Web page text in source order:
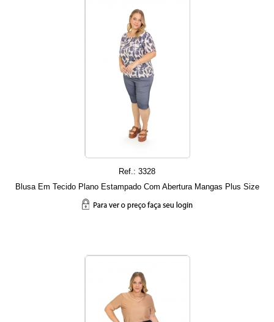
Ref.: 3328
Blusa Em Tecido Plano Estampado Com Abertura Mangas Plus Size